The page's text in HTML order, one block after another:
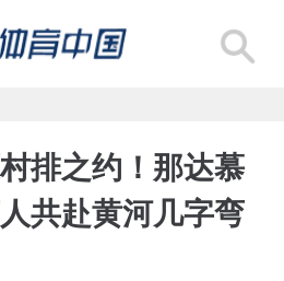
排之约！那达慕
共赴黄河几字弯